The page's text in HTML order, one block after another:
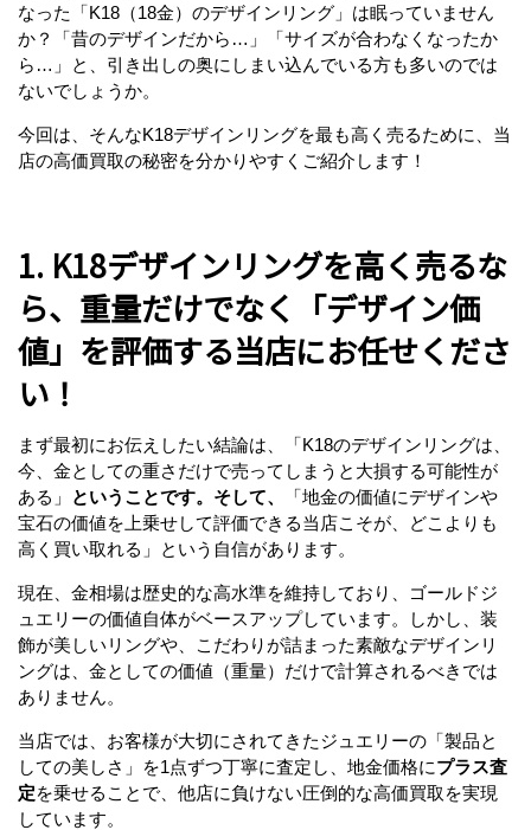
なった「K18（18金）のデザインリング」は眠っていません
か？「昔のデザインだから…」「サイズが合わなくなったか
ら…」と、引き出しの奥にしまい込んでいる方も多いのでは
ないでしょうか。
今回は、そんなK18デザインリングを最も高く売るために、当
店の高価買取の秘密を分かりやすくご紹介します！
1. K18デザインリングを高く売るな
ら、重量だけでなく「デザイン価
値」を評価する当店にお任せくださ
い！
まず最初にお伝えしたい結論は、「K18のデザインリングは、
今、金としての重さだけで売ってしまうと大損する可能性が
ある」
ということです。そして、
「地金の価値にデザインや
宝石の価値を上乗せして評価できる当店こそが、どこよりも
高く買い取れる」という自信があります。
現在、金相場は歴史的な高水準を維持しており、ゴールドジ
ュエリーの価値自体がベースアップしています。しかし、装
飾が美しいリングや、こだわりが詰まった素敵なデザインリ
ングは、金としての価値（重量）だけで計算されるべきでは
ありません。
当店では、お客様が大切にされてきたジュエリーの「製品と
しての美しさ」を1点ずつ丁寧に査定し、地金価格にプラス査
定を乗せることで、他店に負けない圧倒的な高価買取を実現
しています。